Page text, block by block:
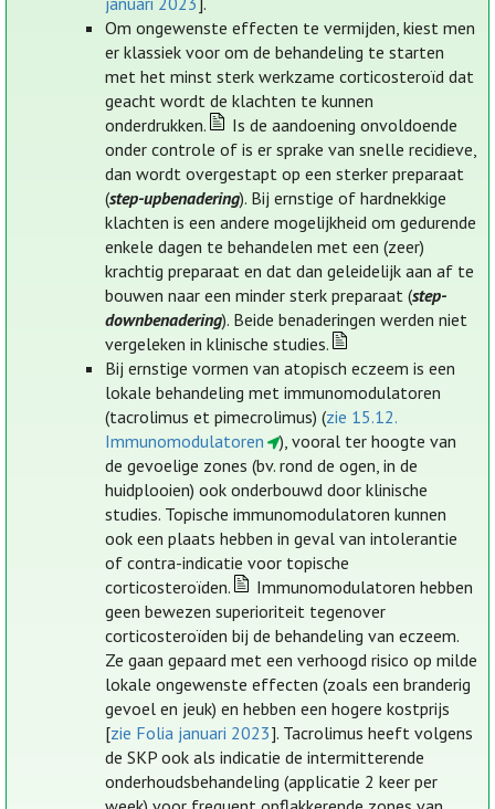
Om ongewenste effecten te vermijden, kiest men
er klassiek voor om de behandeling te starten
met het minst sterk werkzame corticosteroïd dat
geacht wordt de klachten te kunnen
onderdrukken.
Is de aandoening onvoldoende
onder controle of is er sprake van snelle recidieve,
dan wordt overgestapt op een sterker preparaat
(step-upbenadering). Bij ernstige of hardnekkige
klachten is een andere mogelijkheid om gedurende
enkele dagen te behandelen met een (zeer)
krachtig preparaat en dat dan geleidelijk aan af te
bouwen naar een minder sterk preparaat (step-
downbenadering). Beide benaderingen werden niet
vergeleken in klinische studies.
Bij ernstige vormen van atopisch eczeem is een
lokale behandeling met immunomodulatoren
(tacrolimus et pimecrolimus) (zie 15.12.
Immunomodulatoren
), vooral ter hoogte van
de gevoelige zones (bv. rond de ogen, in de
huidplooien) ook onderbouwd door klinische
studies. Topische immunomodulatoren kunnen
ook een plaats hebben in geval van intolerantie
of contra-indicatie voor topische
corticosteroïden.
Immunomodulatoren hebben
geen bewezen superioriteit tegenover
corticosteroïden bij de behandeling van eczeem.
Ze gaan gepaard met een verhoogd risico op milde
lokale ongewenste effecten (zoals een branderig
gevoel en jeuk) en hebben een hogere kostprijs
[zie Folia januari 2023]. Tacrolimus heeft volgens
de SKP ook als indicatie de intermitterende
onderhoudsbehandeling (applicatie 2 keer per